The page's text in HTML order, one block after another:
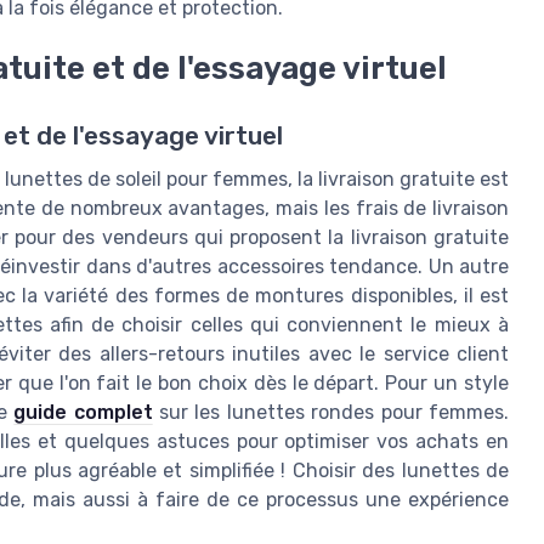
fois élégance et protection.
et de l'essayage virtuel
de l'essayage virtuel
de soleil pour femmes, la livraison gratuite est
de nombreux avantages, mais les frais de livraison
des vendeurs qui proposent la livraison gratuite
dans d'autres accessoires tendance. Un autre
la variété des formes de montures disponibles, il est
afin de choisir celles qui conviennent le mieux à
des allers-retours inutiles avec le service client
que l'on fait le bon choix dès le départ. Pour un style
guide complet sur les lunettes rondes pour femmes.
et quelques astuces pour optimiser vos achats en
plus agréable et simplifiée ! Choisir des lunettes de
mais aussi à faire de ce processus une expérience